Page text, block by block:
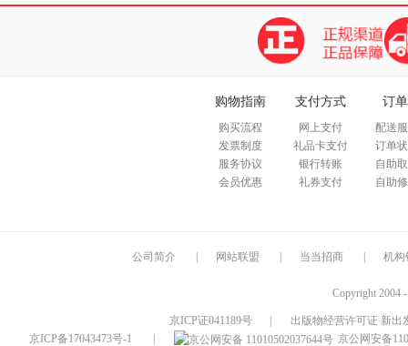
购物指南
购买流程
发票制度
服务协议
会员优惠
支付方式
网上支付
礼品卡支付
银行转账
礼券支付
订
配送
订单
自助
自助
公司简介 网站联盟 当当招商 机构
Copyright 2004
京ICP证041189号
出版物经营许可证 新出
京ICP备17043473号-1
京公网安备